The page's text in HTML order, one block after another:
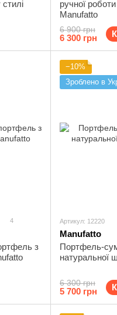
ручної
Manufatto
6 900 грн
6 300 грн
4
з
−10%
Зроблено в
Артикул: 12220
Manufatto
Портфель-
натуральної
6 300 грн
5 700 грн